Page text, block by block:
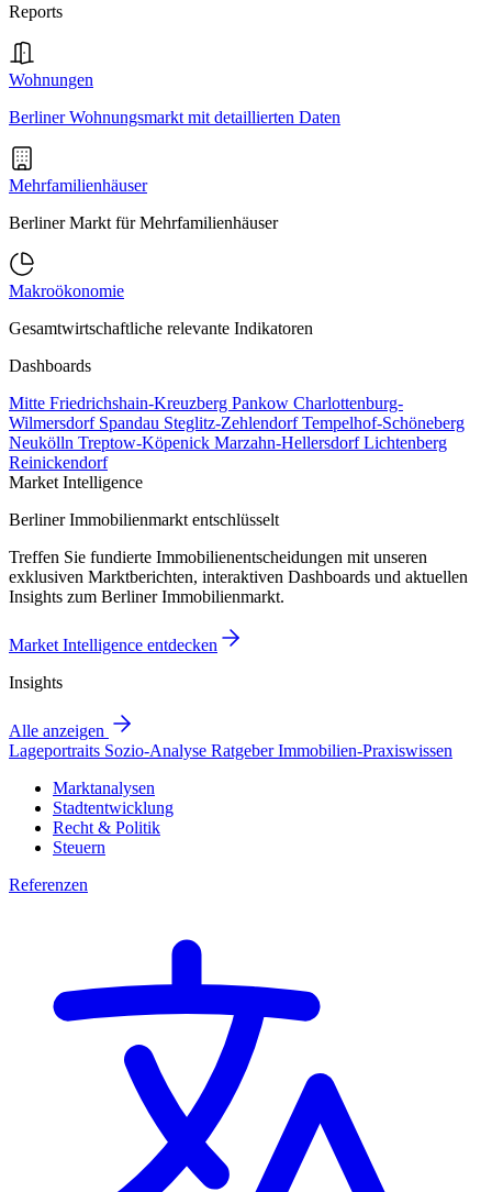
Reports
Wohnungen
Berliner Wohnungsmarkt mit detaillierten Daten
Mehrfamilienhäuser
Berliner Markt für Mehrfamilienhäuser
Makroökonomie
Gesamtwirtschaftliche relevante Indikatoren
Dashboards
Mitte Friedrichshain-Kreuzberg Pankow Charlottenburg-
Wilmersdorf Spandau Steglitz-ZehlendorfTempelhof-Schöneberg
Neukölln Treptow-Köpenick Marzahn-HellersdorfLichtenberg
Reinickendorf
Market Intelligence
Berliner Immobilienmarkt entschlüsselt
Treffen Sie fundierte Immobilienentscheidungen mit unseren
exklusiven Marktberichten, interaktiven Dashboards und aktuellen
Insights zum Berliner Immobilienmarkt.
Market Intelligence entdecken
Insights
Alle anzeigen
Lageportraits Sozio-Analyse RatgeberImmobilien-Praxiswissen
Marktanalysen
Stadtentwicklung
Recht & Politik
Steuern
Referenzen